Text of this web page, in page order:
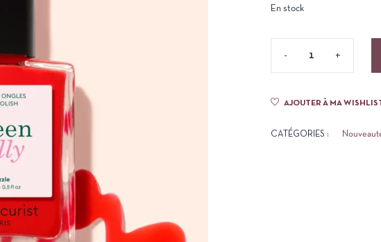
En stock
AJOUTER À MA
CATÉGORIES :